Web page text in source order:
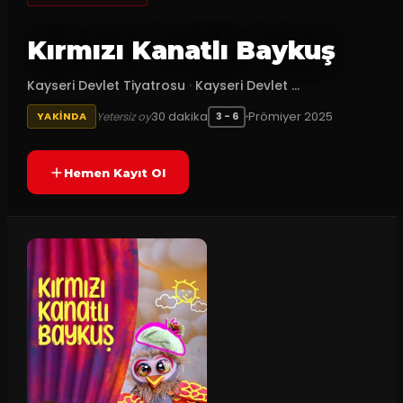
Kırmızı Kanatlı Baykuş
Kayseri Devlet Tiyatrosu · Kayseri Devlet ...
YAKINDA Yetersiz oy30 dakika 3 - 6 Prömiyer 2025
Hemen Kayıt Ol